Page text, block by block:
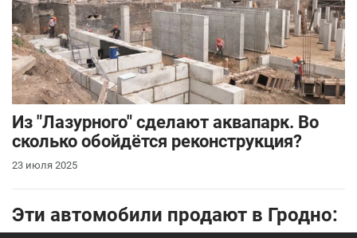
Из "Лазурного" сделают аквапарк. Во
сколько обойдётся реконструкция?
23 июля 2025
Эти автомобили продают в Гродно: